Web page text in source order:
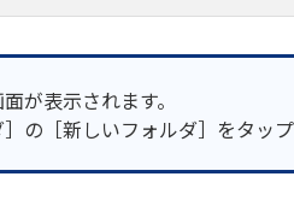
が表示されます。
］の［新しいフォルダ］をタッ